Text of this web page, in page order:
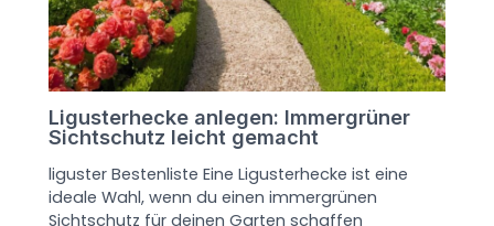
Ligusterhecke anlegen: Immergrüner
Sichtschutz leicht gemacht
liguster Bestenliste Eine Ligusterhecke ist eine
ideale Wahl, wenn du einen immergrünen
Sichtschutz für deinen Garten schaffen